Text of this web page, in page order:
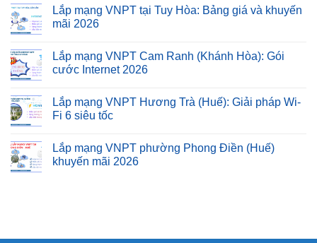
Lắp mạng VNPT tại Tuy Hòa: Bảng giá và khuyến
mãi 2026
Lắp mạng VNPT Cam Ranh (Khánh Hòa): Gói
cước Internet 2026
Lắp mạng VNPT Hương Trà (Huế): Giải pháp Wi-
Fi 6 siêu tốc
Lắp mạng VNPT phường Phong Điền (Huế)
khuyến mãi 2026